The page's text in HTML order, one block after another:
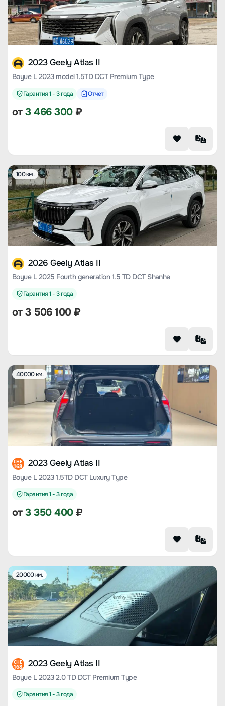
2023 Geely Atlas II
Boyue L 2023 model 1.5TD DCT Premium Type
Гарантия 1 - 3 года Отчет
от3 466 300₽
100 км.
2026 Geely Atlas II
Boyue L 2025 Fourth generation 1.5 TD DCT Shanhe
Гарантия 1 - 3 года
от3 506 100₽
40000 км.
CHE
168 2023 Geely Atlas II
Boyue L 2023 1.5TD DCT Luxury Type
Гарантия 1 - 3 года
от3 350 400₽
20000 км.
CHE
168 2023 Geely Atlas II
Boyue L 2023 2.0 TD DCT Premium Type
Гарантия 1 - 3 года